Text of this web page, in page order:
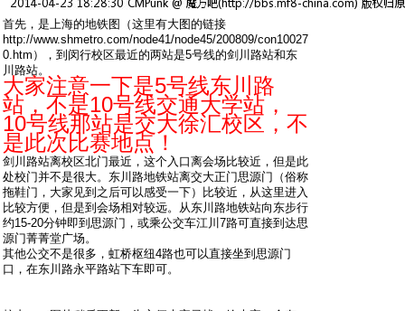
首先，是上海的地铁图（这里有大图的链接
http://www.shmetro.com/node41/node45/200809/con10027
0.htm），到闵行校区最近的两站是5号线的剑川路站和东
川路站。
大家注意一下是5号线东川路
站，不是10号线交通大学站，
10号线那站是交大徐汇校区，不
是此次比赛地点！
剑川路站离校区北门最近，这个入口离会场比较近，但是此
处校门并不是很大。东川路地铁站离交大正门思源门（俗称
拖鞋门，大家见到之后可以感受一下）比较近，从这里进入
比较方便，但是到会场相对较远。从东川路地铁站向东步行
约15-20分钟即到思源门，或乘公交车江川7路可直接到达思
源门菁菁堂广场。
其他公交不是很多，虹桥枢纽4路也可以直接坐到思源门
口，在东川路永平路站下车即可。